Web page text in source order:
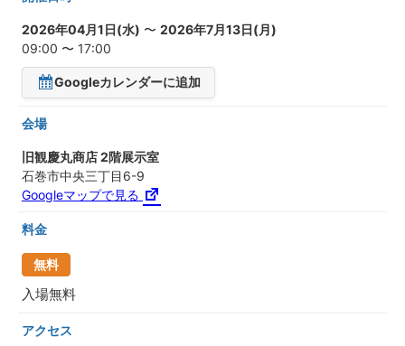
2026年04月1日(水) 〜 2026年7月13日(月)
09:00 〜 17:00
Googleカレンダーに追加
会場
旧観慶丸商店 2階展示室
石巻市中央三丁目6-9
Googleマップで見る
料金
無料
入場無料
アクセス